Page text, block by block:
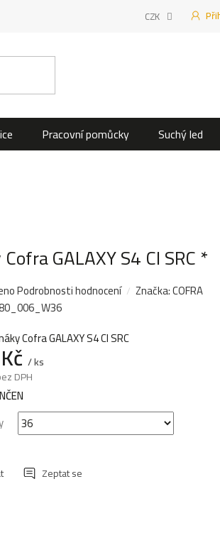
CZK
Pracovní pomůcky Suchý led
GALAXY S4 CI SRC *
Podrobnosti hodnocení Značka:COFRA
Cofra GALAXY S4 CI SRC
/ ks
DPH
Zeptat se